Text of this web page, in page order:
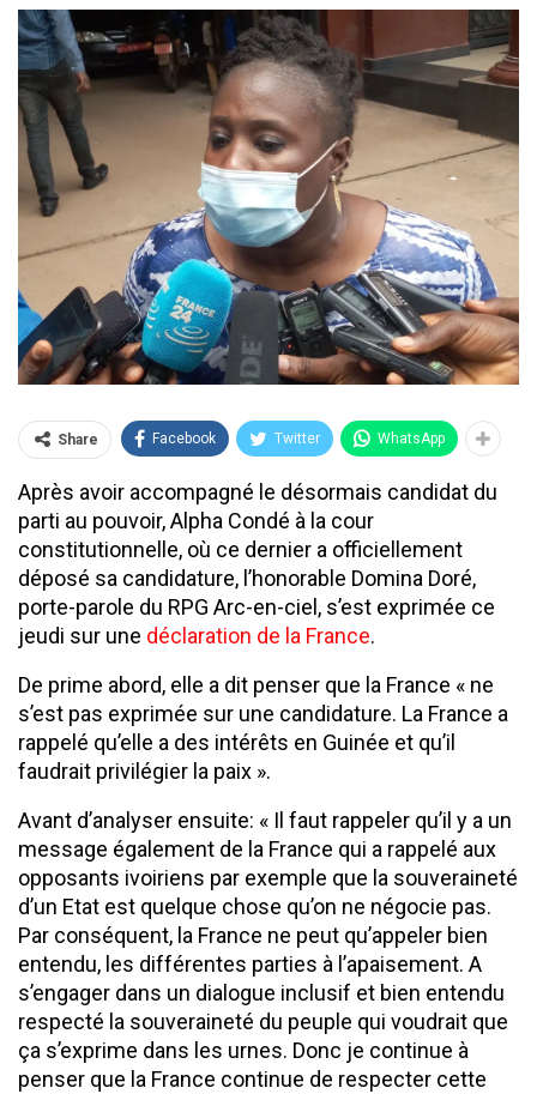
Share Facebook Twitter WhatsApp
Après avoir accompagné le désormais candidat du
parti au pouvoir, Alpha Condé à la cour
constitutionnelle, où ce dernier a officiellement
déposé sa candidature, l’honorable Domina Doré,
porte-parole du RPG Arc-en-ciel, s’est exprimée ce
jeudi sur une déclaration de la France.
De prime abord, elle a dit penser que la France « ne
s’est pas exprimée sur une candidature. La France a
rappelé qu’elle a des intérêts en Guinée et qu’il
faudrait privilégier la paix ».
Avant d’analyser ensuite: « Il faut rappeler qu’il y a un
message également de la France qui a rappelé aux
opposants ivoiriens par exemple que la souveraineté
d’un Etat est quelque chose qu’on ne négocie pas.
Par conséquent, la France ne peut qu’appeler bien
entendu, les différentes parties à l’apaisement. A
s’engager dans un dialogue inclusif et bien entendu
respecté la souveraineté du peuple qui voudrait que
ça s’exprime dans les urnes. Donc je continue à
penser que la France continue de respecter cette